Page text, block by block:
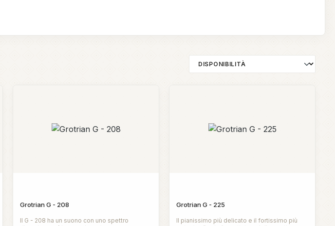
Grotrian G - 208
Il G - 208 ha un suono con uno spettro
Grotrian G - 225
Il pianissimo più delicato e il fortissimo più